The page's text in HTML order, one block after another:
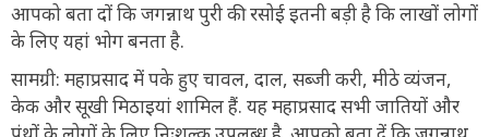
आपको बता दों कि जगन्नाथ पुरी की रसोई इतनी बड़ी है कि लाखों लोगों
के लिए यहां भोग बनता है.
सामग्री: महाप्रसाद में पके हुए चावल, दाल, सब्जी करी, मीठे व्यंजन,
केक और सूखी मिठाइयां शामिल हैं. यह महाप्रसाद सभी जातियों और